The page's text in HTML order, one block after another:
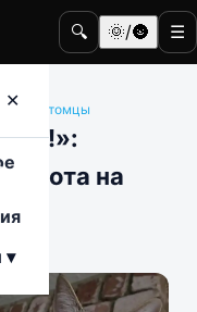
🔍 🌞/🌚 ☰
✕
▾
питомцы
кота на